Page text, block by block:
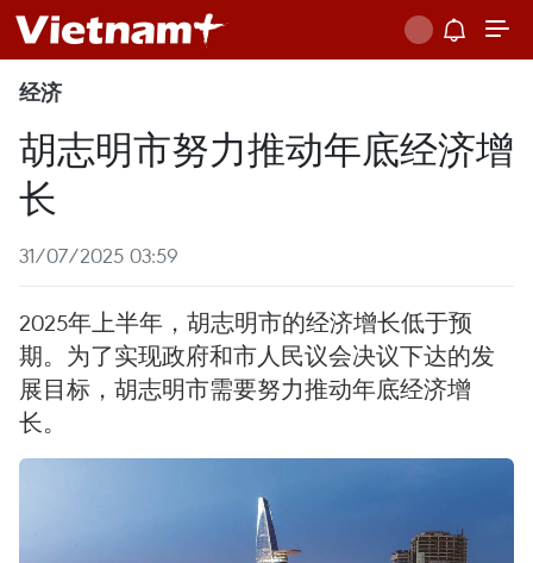
经济
胡志明市努力推动年底经济增
长
31/07/2025 03:59
2025年上半年，胡志明市的经济增长低于预
期。为了实现政府和市人民议会决议下达的发
展目标，胡志明市需要努力推动年底经济增
长。